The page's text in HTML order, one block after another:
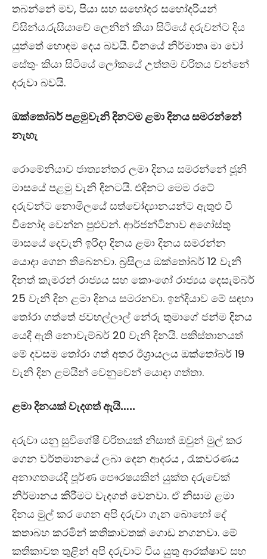
තබන්නේ මව, පියා සහ සහෝදර සහෝදරියන්
විසින්ය.රුසියාවේ ලෙනින් කියා සිටියේ දරුවන්ට දිය
යුත්තේ හොඳම දෙය බවයි. චීනයේ නිර්මාතෘ මා වෝ
සේතුං කියා සිටියේ ලෝකයේ උත්තම චරිතය වන්නේ
දරුවා බවයි.
ඔක්තෝබර් පළමුවැනි දිනටම ළමා දිනය සමරන්නේ
නැහැ
රොමේනියාව ජාත්‍යන්තර ලමා දිනය සමරන්නේ ජූනි
මාසයේ පළමු වැනි දිනටයි. එදිනට මෙම රටේ
දරුවන්ට නොමිලයේ සත්වෝද්‍යානයන්ට ඇතුළු වී
විනෝද වෙන්න පුළුවන්. ආර්ජන්ටිනාව අගෝස්තු
මාසයේ දෙවැනි ඉරිදා දිනය ළමා දිනය සමරන්න
යොදා ගෙන තිබෙනවා. බ්‍රසිලය ඔක්තෝබර් 12 වැනි
දිනත් කැමරන් රාජ්‍යය සහ කොංගෝ රාජ්‍යය දෙසැම්බර්
25 වැනි දින ළමා දිනය සමරනවා. ඉන්දියාව මේ සඳහා
තෝරා ගත්තේ ජවහල්ලාල් නේරු තුමාගේ ජන්ම දිනය
යෙදී ඇති නොවැම්බර් 20 වැනි දිනයි. පකිස්තානයත්
මේ දවසම තෝරා ගත් අතර ඊශ්‍රායලය ඔක්තෝබර් 19
වැනි දින ළමයින් වෙනුවෙන් යොදා ගත්තා.
ළමා දිනයක් වැදගත් ඇයි…..
දරුවා යනු සුවිශේෂී චරිතයක් නිසාත් ඔවුන් මුල් කර
ගෙන වර්තමානයේ ලබා දෙන ආදරය , රැකවරණය
අනාගතයේදී පූර්ණ පෞරෂයකින් යුක්ත දරුවෙක්
නිර්මානය කිරීමට වැදගත් වෙනවා. ඒ නිසාම ළමා
දිනය මුල් කර ගෙන අපි දරුවා ගැන බොහෝ දේ
කතාබහ කරමින් කතිකාවතක් ගොඩ නගනවා. මේ
කතිකාවත තුළින් අපි දරුවාට විය යුතු ආරක්ෂාව සහ